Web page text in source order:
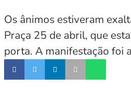
Os ânimos estiveram
Praça 25 de abril, que
porta. A manifestação foi